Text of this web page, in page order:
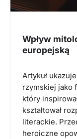
Wpływ
europejską
Artykuł
rzymskiej jako
który
kształtował
literackie.
heroiczne